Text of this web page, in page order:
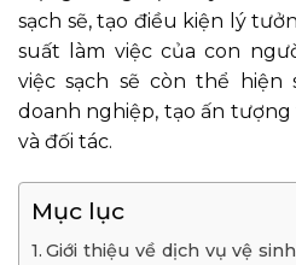
sạch sẽ, tạo điều kiện lý
suất làm việc của con
việc sạch sẽ còn thể hiện
doanh nghiệp, tạo ấn
và đối tác.
Mục lục
Giới thiệu về dịch vụ vệ